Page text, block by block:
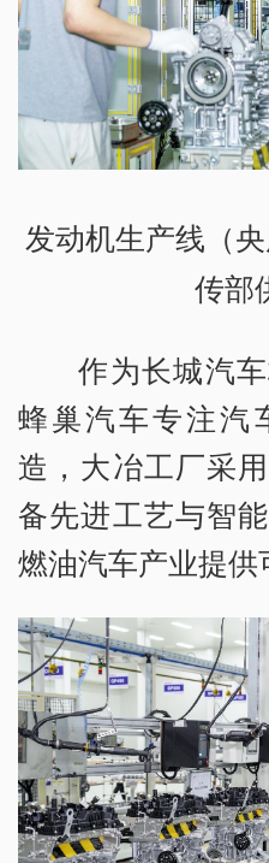
发动机生产线（
传部
作为长城汽
蜂巢汽车专注汽
造，大冶工厂采
备先进工艺与智
燃油汽车产业提供